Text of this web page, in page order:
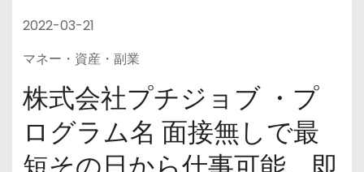
2022-03-21
マネー・資産・副業
株式会社プチジョブ ・プ
ログラム名 面接無しで最